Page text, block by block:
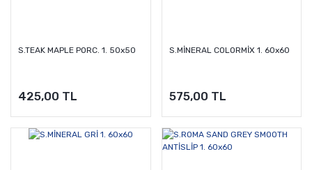
S.TEAK MAPLE PORC. 1. 50x50
425,00 TL
S.MİNERAL COLORMİX 1. 60x60
575,00 TL